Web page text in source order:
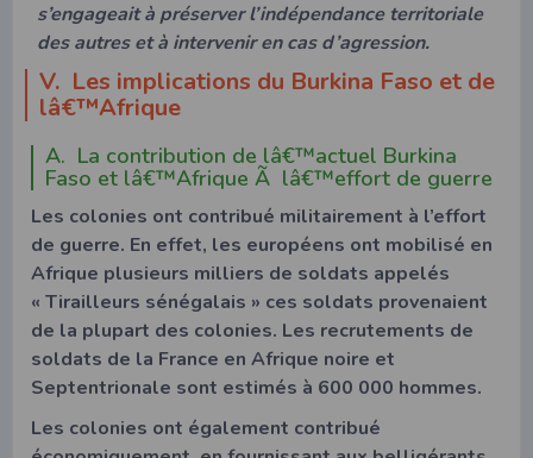
s’engageait à préserver l’indépendance territoriale
des autres et à intervenir en cas d’agression.
V. Les implications du Burkina Faso et de
lâ€™Afrique
A. La contribution de lâ€™actuel Burkina
Faso et lâ€™Afrique Ã lâ€™effort de guerre
Les colonies ont contribué militairement à l’effort
de guerre. En effet, les européens ont mobilisé en
Afrique plusieurs milliers de soldats appelés
« Tirailleurs sénégalais » ces soldats provenaient
de la plupart des colonies. Les recrutements de
soldats de la France en Afrique noire et
Septentrionale sont estimés à 600 000 hommes.
Les colonies ont également contribué